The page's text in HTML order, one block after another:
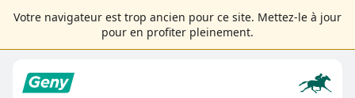
Votre navigateur est trop ancien pour ce site. Mettez-le à jour
pour en profiter pleinement.